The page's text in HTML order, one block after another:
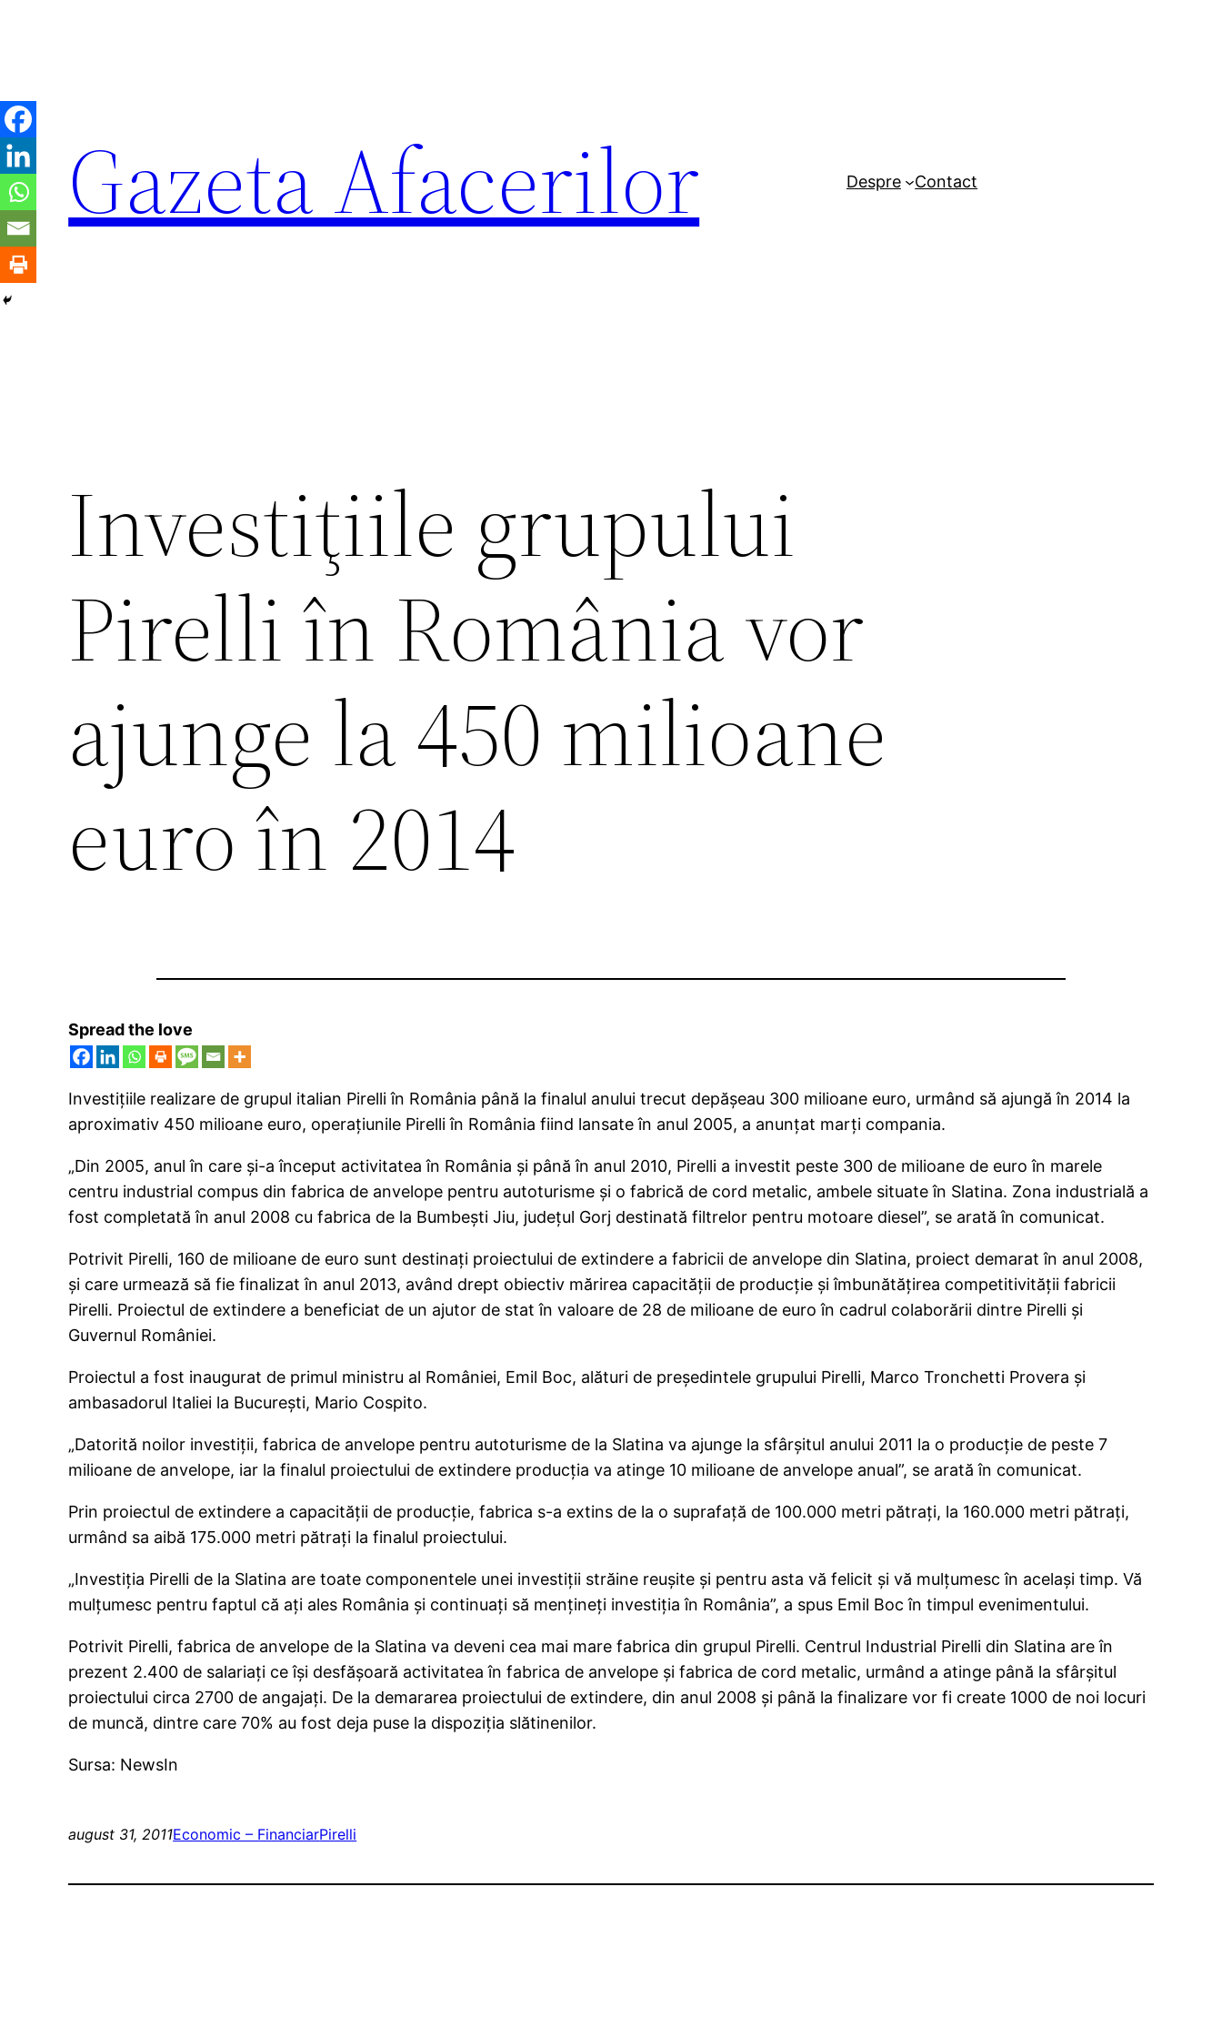
Gazeta Afacerilor Despre Contact
Investiţiile grupului
Pirelli în România vor
ajunge la 450 milioane
euro în 2014
Spread the love
Investiţiile realizare de grupul italian Pirelli în România până la finalul anului trecut depăşeau 300 milioane euro, urmând să ajungă în 2014 la
aproximativ 450 milioane euro, operaţiunile Pirelli în România fiind lansate în anul 2005, a anunţat marţi compania.
„Din 2005, anul în care şi-a început activitatea în România şi până în anul 2010, Pirelli a investit peste 300 de milioane de euro în marele
centru industrial compus din fabrica de anvelope pentru autoturisme şi o fabrică de cord metalic, ambele situate în Slatina. Zona industrială a
fost completată în anul 2008 cu fabrica de la Bumbeşti Jiu, judeţul Gorj destinată filtrelor pentru motoare diesel”, se arată în comunicat.
Potrivit Pirelli, 160 de milioane de euro sunt destinaţi proiectului de extindere a fabricii de anvelope din Slatina, proiect demarat în anul 2008,
şi care urmează să fie finalizat în anul 2013, având drept obiectiv mărirea capacităţii de producţie şi îmbunătăţirea competitivităţii fabricii
Pirelli. Proiectul de extindere a beneficiat de un ajutor de stat în valoare de 28 de milioane de euro în cadrul colaborării dintre Pirelli şi
Guvernul României.
Proiectul a fost inaugurat de primul ministru al României, Emil Boc, alături de preşedintele grupului Pirelli, Marco Tronchetti Provera şi
ambasadorul Italiei la Bucureşti, Mario Cospito.
„Datorită noilor investiţii, fabrica de anvelope pentru autoturisme de la Slatina va ajunge la sfârşitul anului 2011 la o producţie de peste 7
milioane de anvelope, iar la finalul proiectului de extindere producţia va atinge 10 milioane de anvelope anual”, se arată în comunicat.
Prin proiectul de extindere a capacităţii de producţie, fabrica s-a extins de la o suprafaţă de 100.000 metri pătraţi, la 160.000 metri pătraţi,
urmând sa aibă 175.000 metri pătraţi la finalul proiectului.
„Investiţia Pirelli de la Slatina are toate componentele unei investiţii străine reuşite şi pentru asta vă felicit şi vă mulţumesc în acelaşi timp. Vă
mulţumesc pentru faptul că aţi ales România şi continuaţi să menţineţi investiţia în România”, a spus Emil Boc în timpul evenimentului.
Potrivit Pirelli, fabrica de anvelope de la Slatina va deveni cea mai mare fabrica din grupul Pirelli. Centrul Industrial Pirelli din Slatina are în
prezent 2.400 de salariaţi ce îşi desfăşoară activitatea în fabrica de anvelope şi fabrica de cord metalic, urmând a atinge până la sfârşitul
proiectului circa 2700 de angajaţi. De la demararea proiectului de extindere, din anul 2008 şi până la finalizare vor fi create 1000 de noi locuri
de muncă, dintre care 70% au fost deja puse la dispoziţia slătinenilor.
Sursa: NewsIn
august 31, 2011Economic – FinanciarPirelli